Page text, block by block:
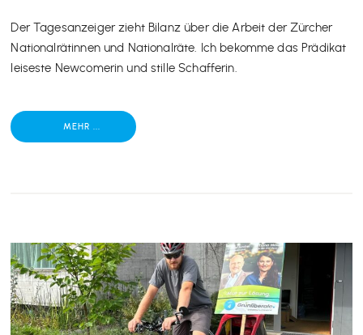
Der Tagesanzeiger zieht Bilanz über die Arbeit der Zürcher
Nationalrätinnen und Nationalräte. Ich bekomme das Prädikat
leiseste Newcomerin und stille Schafferin.
MEHR ...